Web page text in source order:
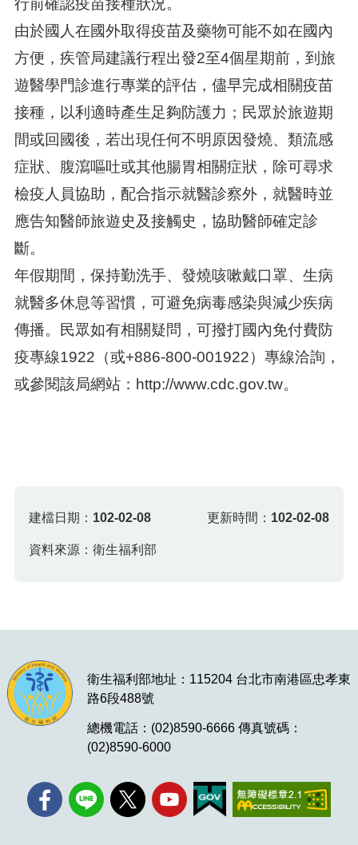
行前確認疫苗接種狀況。
由於國人在國外取得疫苗及藥物可能不如在國內
方便，疾管局建議行程出發2至4個星期前，到旅
遊醫學門診進行專業的評估，儘早完成相關疫苗
接種，以利適時產生足夠防護力；民眾於旅遊期
間或回國後，若出現任何不明原因發燒、類流感
症狀、腹瀉嘔吐或其他腸胃相關症狀，除可尋求
檢疫人員協助，配合指示就醫診察外，就醫時並
應告知醫師旅遊史及接觸史，協助醫師確定診
斷。
年假期間，保持勤洗手、發燒咳嗽戴口罩、生病
就醫多休息等習慣，可避免病毒感染與減少疾病
傳播。民眾如有相關疑問，可撥打國內免付費防
疫專線1922（或+886-800-001922）專線洽詢，
或參閱該局網站：http://www.cdc.gov.tw。
建檔日期： 102-02-08 更新時間： 102-02-08
資料來源：衛生福利部
衛生福利部地址：115204 台北市南港區忠孝東
路6段488號
總機電話：(02)8590-6666 傳真號碼：
(02)8590-6000